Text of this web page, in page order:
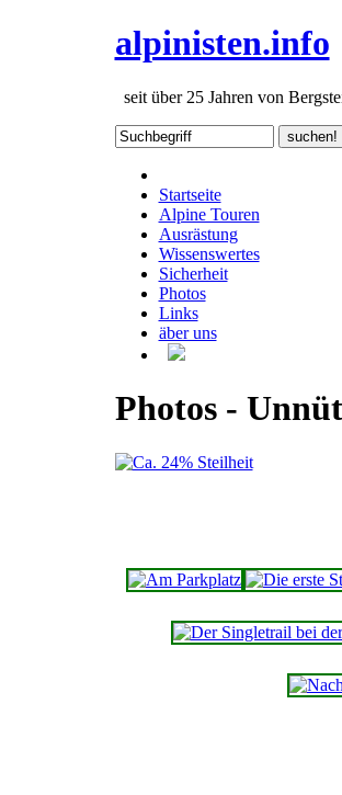
alpinisten.info
seit über 25 Jahren von
Startseite
Alpine Touren
Ausrästung
Wissenswertes
Sicherheit
Photos
Links
äber uns
Photos -